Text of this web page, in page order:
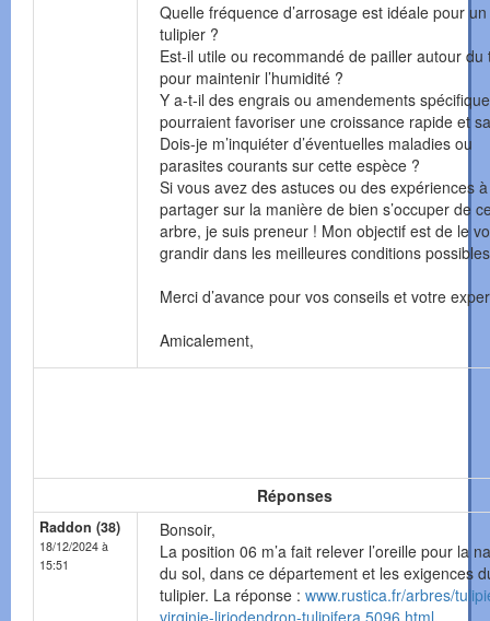
Quelle fréquence d’arrosage est idéale pour
tulipier ?
Est-il utile ou recommandé de pailler autour du
pour maintenir l’humidité ?
Y a-t-il des engrais ou amendements
pourraient favoriser une croissance rapide et
Dois-je m’inquiéter d’éventuelles maladies ou
parasites courants sur cette espèce ?
Si vous avez des astuces ou des expériences à
partager sur la manière de bien s’occuper de
arbre, je suis preneur ! Mon objectif est de le
grandir dans les meilleures conditions
Merci d’avance pour vos conseils et votre
Amicalement,
Réponses
Raddon (38)
18/12/2024 à
15:51
Bonsoir,
La position 06 m’a fait relever l’oreille pour la
du sol, dans ce département et les exigences
tulipier. La réponse : www.rustica.fr/arbres/